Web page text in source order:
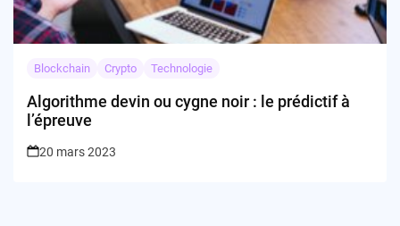
Blockchain Crypto Technologie
Algorithme devin ou cygne noir : le prédictif à
l’épreuve
20 mars 2023